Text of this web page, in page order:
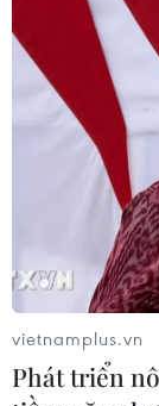
19/01/2022 11:11
Ấn Độ ghi
nhất trong 8
biến thể
mắc mới theo
vietnamplus.vn
Phát triển